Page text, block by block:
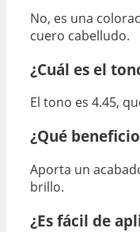
No, es una
cuero cabelludo.
¿Cuál es el
El tono es 4.45,
¿Qué
Aporta un
brillo.
¿Es fácil de